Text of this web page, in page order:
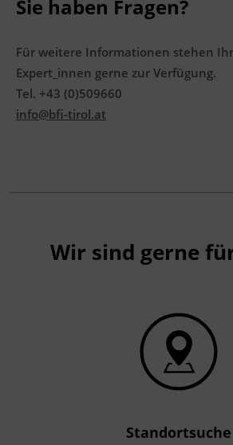
Sie haben Fragen?
Für weitere Informationen stehen
Expert_innen gerne zur Verfügung.
Tel. +43 (0)509660
info@bfi-tirol.at
Wir sind gerne
Standortsuche